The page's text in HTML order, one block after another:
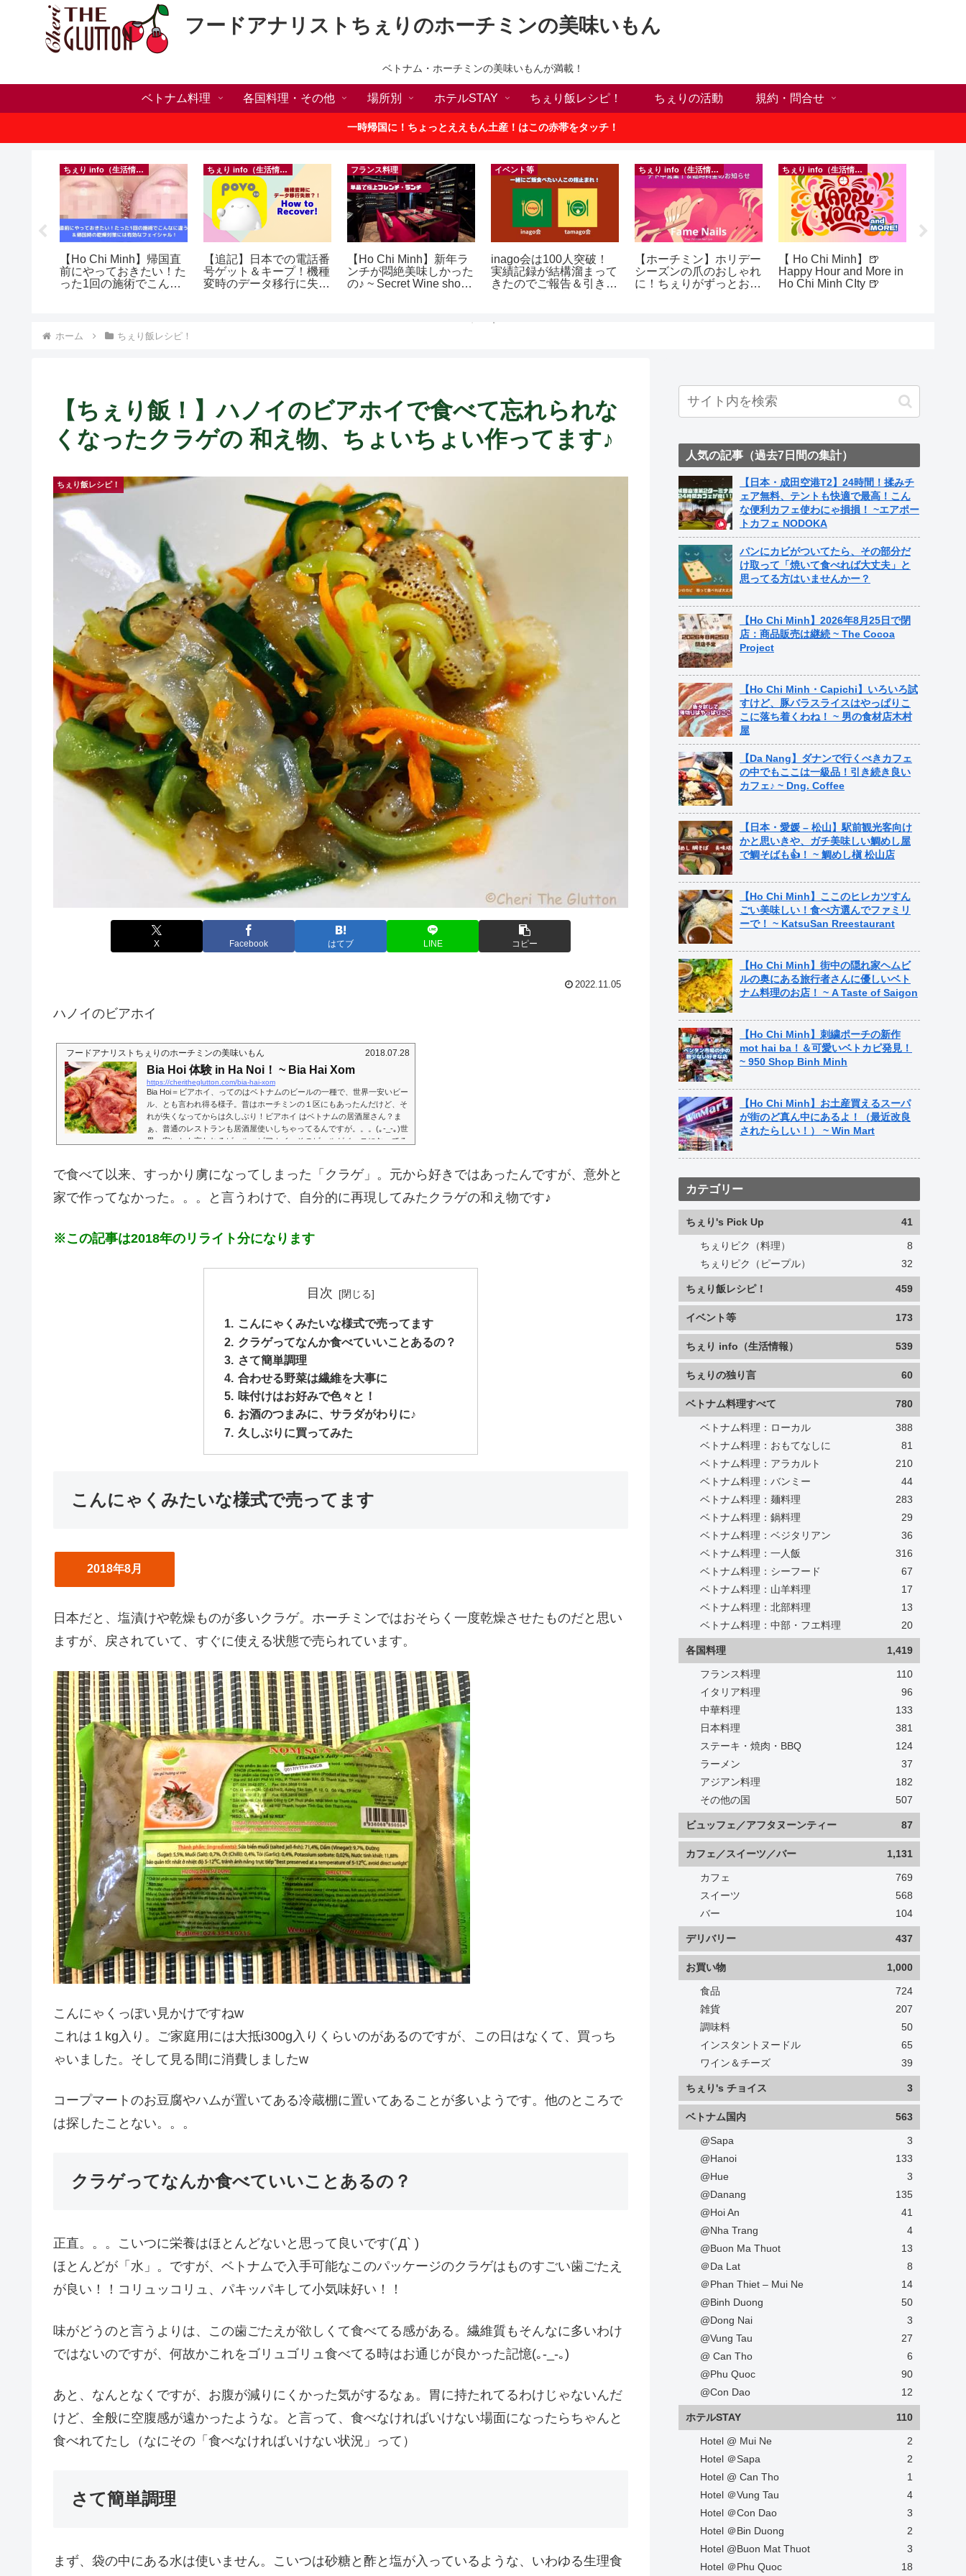
フードアナリストちぇりのホーチミンの美味いもん
ベトナム・ホーチミンの美味いもんが満載！
ベトナム料理 各国料理・その他 場所別 ホテルSTAY ちぇり飯レシピ！ ちぇりの活動 規約・問合せ
一時帰国に！ちょっとええもん土産！はこの赤帯をタッチ！
ちぇり info（生活情報）
【Ho Chi Minh】帰国直
前にやっておきたい！た
った1回の施術でこんな
ちぇり info（生活情報）
【追記】日本での電話番
号ゲット＆キープ！機種
変時のデータ移行に失敗
フランス料理
【Ho Chi Minh】新年ラ
ンチが悶絶美味しかった
の♪ ~ Secret Wine shop
イベント等
inago会は100人突破！
実績記録が結構溜まって
きたのでご報告＆引き続
ちぇり info（生活情報）
【ホーチミン】ホリデー
シーズンの爪のおしゃれ
に！ちぇりがずっとお世
ちぇり info（生活情報）
【 Ho Chi Minh】🍺
Happy Hour and More in
Ho Chi Minh CIty 🍺
ホーム ちぇり飯レシピ！
【ちぇり飯！】ハノイのビアホイで食べて忘れられな
くなったクラゲの 和え物、ちょいちょい作ってます♪
ちぇり飯レシピ！
X Facebook はてブ LINE コピー
2022.11.05
ハノイのビアホイ
フードアナリストちぇりのホーチミンの美味いもん 2018.07.28
Bia Hoi 体験 in Ha Noi！ ~ Bia Hai Xom
https://cheritheglutton.com/bia-hai-xom
Bia Hoi＝ビアホイ、ってのはベトナムのビールの一種で、世界一安いビー
ル、とも言われ得る様子。昔はホーチミンの１区にもあったんだけど、そ
れが失くなってからは久しぶり！ビアホイ はベトナムの居酒屋さん？ま
ぁ、普通のレストランも居酒屋使いしちゃってるんですが。。。(｡-_-｡)世
界一安いとも言われるビール、ビアホイ。そのビールがベースになってる
アホイって名前のお店があるんですが...
で食べて以来、すっかり虜になってしまった「クラゲ」。元から好きではあったんですが、意外と
家で作ってなかった。。。と言うわけで、自分的に再現してみたクラゲの和え物です♪
※この記事は2018年のリライト分になります
目次
こんにゃくみたいな様式で売ってます
クラゲってなんか食べていいことあるの？
さて簡単調理
合わせる野菜は繊維を大事に
味付けはお好みで色々と！
お酒のつまみに、サラダがわりに♪
久しぶりに買ってみた
こんにゃくみたいな様式で売ってます
2018年8月
日本だと、塩漬けや乾燥ものが多いクラゲ。ホーチミンではおそらく一度乾燥させたものだと思い
ますが、戻されていて、すぐに使える状態で売られています。
こんにゃくっぽい見かけですねw
これは１kg入り。ご家庭用には大抵i300g入りくらいのがあるのですが、この日はなくて、買っち
ゃいました。そして見る間に消費しましたw
コープマートのお豆腐やハムが置いてある冷蔵棚に置いてあることが多いようです。他のところで
は探したことない。。。
クラゲってなんか食べていいことあるの？
正直。。。こいつに栄養はほとんどないと思って良いです(´Д` )
ほとんどが「水」。ですが、ベトナムで入手可能なこのパッケージのクラゲはものすごい歯ごたえ
が良い！！コリュッコリュ、パキッパキして小気味好い！！
味がどうのと言うよりは、この歯ごたえが欲しくて食べてる感がある。繊維質もそんなに多いわけ
ではないのですが、何故かこれをゴリュゴリュ食べてる時はお通じが良かった記憶(｡-_-｡)
あと、なんとなくですが、お腹が減りにくかった気がするなぁ。胃に持たれてるわけじゃないんだ
けど、全般に空腹感が遠かったような。と言って、食べなければいけない場面になったらちゃんと
食べれてたし（なにその「食べなければいけない状況」って）
さて簡単調理
まず、袋の中にある水は使いません。こいつは砂糖と酢と塩が入っているような、いわゆる生理食
人気の記事（過去7日間の集計）
【日本・成田空港T2】24時間！揉みチ
ェア無料、テントも快適で最高！こん
な便利カフェ使わにゃ損損！ ~エアポー
トカフェ NODOKA
パンにカビがついてたら、その部分だ
け取って「焼いて食べれば大丈夫」と
思ってる方はいませんかー？
【Ho Chi Minh】2026年8月25日で閉
店：商品販売は継続 ~ The Cocoa
Project
【Ho Chi Minh・Capichi】いろいろ試
すけど、豚バラスライスはやっぱりこ
こに落ち着くわね！ ~ 男の食材店木村
屋
【Da Nang】ダナンで行くべきカフェ
の中でもここは一級品！引き続き良い
カフェ♪ ~ Dng. Coffee
【日本・愛媛 – 松山】駅前観光客向け
かと思いきや、ガチ美味しい鯛めし屋
で鯛そばも👍！ ~ 鯛めし槇 松山店
【Ho Chi Minh】ここのヒレカツすん
ごい美味しい！食べ方選んでファミリ
ーで！ ~ KatsuSan Rreestaurant
【Ho Chi Minh】街中の隠れ家ヘムビ
ルの奥にある旅行者さんに優しいベト
ナム料理のお店！ ~ A Taste of Saigon
【Ho Chi Minh】刺繍ポーチの新作
mot hai ba！＆可愛いベトカピ発見！
~ 950 Shop Binh Minh
【Ho Chi Minh】お土産買えるスーパ
が街のど真ん中にあるよ！（最近改良
されたらしい！） ~ Win Mart
カテゴリー
ちぇり's Pick Up 41
ちぇりピク（料理）
8
ちぇりピク（ピープル）
32
ちぇり飯レシピ！ 459
イベント等 173
ちぇり info（生活情報） 539
ちぇりの独り言 60
ベトナム料理すべて 780
ベトナム料理：ローカル
388
ベトナム料理：おもてなしに
81
ベトナム料理：アラカルト
210
ベトナム料理：バンミー
44
ベトナム料理：麺料理
283
ベトナム料理：鍋料理
29
ベトナム料理：ベジタリアン
36
ベトナム料理：一人飯
316
ベトナム料理：シーフード
67
ベトナム料理：山羊料理
17
ベトナム料理：北部料理
13
ベトナム料理：中部・フエ料理
20
各国料理 1,419
フランス料理
110
イタリア料理
96
中華料理
133
日本料理
381
ステーキ・焼肉・BBQ
124
ラーメン
37
アジアン料理
182
その他の国
507
ビュッフェ／アフタヌーンティー 87
カフェ／スイーツ／バー 1,131
カフェ
769
スイーツ
568
バー
104
デリバリー 437
お買い物 1,000
食品
724
雑貨
207
調味料
50
インスタントヌードル
65
ワイン＆チーズ
39
ちぇり's チョイス 3
ベトナム国内 563
@Sapa
3
@Hanoi
133
@Hue
3
@Danang
135
@Hoi An
41
@Nha Trang
4
@Buon Ma Thuot
13
＠Da Lat
8
＠Phan Thiet – Mui Ne
14
@Binh Duong
50
@Dong Nai
3
@Vung Tau
27
@ Can Tho
6
@Phu Quoc
90
@Con Dao
12
ホテルSTAY 110
Hotel @ Mui Ne
2
Hotel ＠Sapa
2
Hotel @ Can Tho
1
Hotel ＠Vung Tau
4
Hotel ＠Con Dao
3
Hotel ＠Bin Duong
2
Hotel @Buon Mat Thuot
3
Hotel ＠Phu Quoc
18